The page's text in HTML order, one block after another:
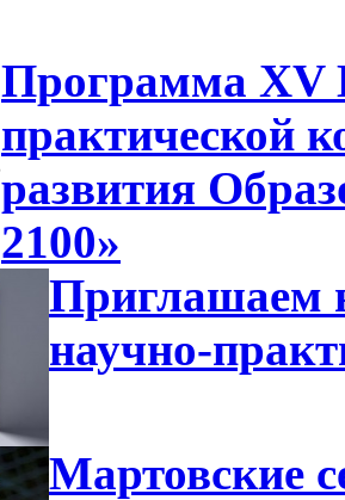
Программа XV
практической
развития
2100»
Приглашаем
научно-
Мартовские